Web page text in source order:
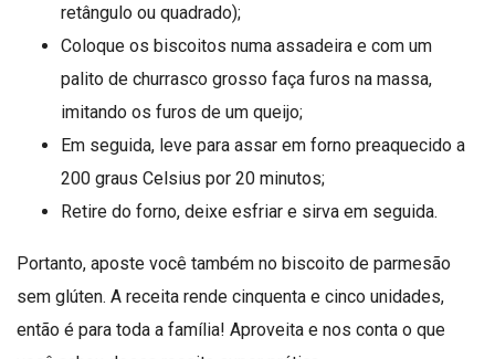
retângulo ou quadrado);
Coloque os biscoitos numa assadeira e com um
palito de churrasco grosso faça furos na massa,
imitando os furos de um queijo;
Em seguida, leve para assar em forno preaquecido a
200 graus Celsius por 20 minutos;
Retire do forno, deixe esfriar e sirva em seguida.
Portanto, aposte você também no biscoito de parmesão
sem glúten. A receita rende cinquenta e cinco unidades,
então é para toda a família! Aproveita e nos conta o que